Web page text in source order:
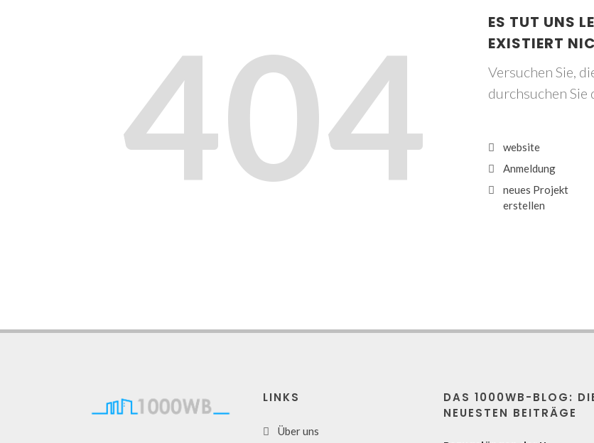
404
ES TUT UNS
EXISTIERT
Versuchen Sie,
durchsuchen Sie
website
Anmeldung
neues Projekt
erstellen
LINKS
Über uns
DAS 1000WB-BLOG:
NEUESTEN BEITRÄGE